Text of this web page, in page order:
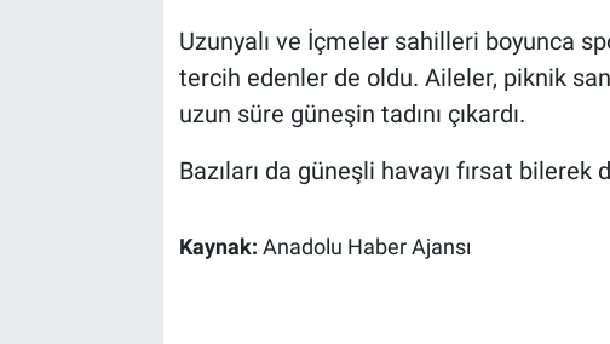
Uzunyalı ve İçmeler sahilleri boyunca
tercih edenler de oldu. Aileler, piknik
uzun süre güneşin tadını çıkardı.
Bazıları da güneşli havayı fırsat bilerek
Kaynak: Anadolu Haber Ajansı